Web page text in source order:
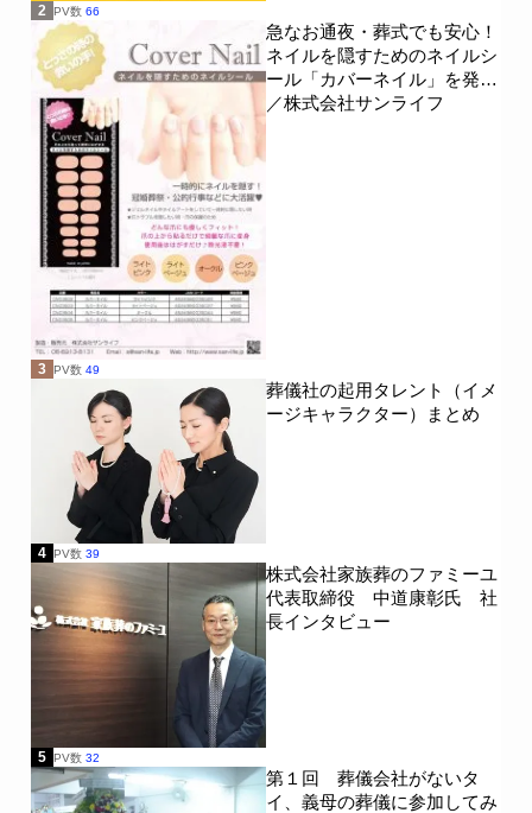
2 PV数 66
急なお通夜・葬式でも安心！
ネイルを隠すためのネイルシ
ール「カバーネイル」を発売
／株式会社サンライフ
3 PV数 49
葬儀社の起用タレント（イメ
ージキャラクター）まとめ
4 PV数 39
株式会社家族葬のファミーユ
代表取締役 中道康彰氏 社
長インタビュー
5 PV数 32
第１回 葬儀会社がないタ
イ、義母の葬儀に参加してみ